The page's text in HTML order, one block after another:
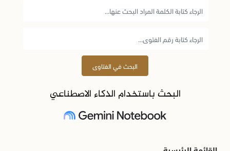
البحث في الفتاوى
البحث باستخدام الذكاء الاصطناعي